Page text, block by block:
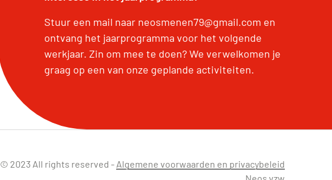
Stuur een mail naar neosmenen79@gmail.com en
ontvang het jaarprogramma voor het volgende
werkjaar. Zin om mee te doen? We verwelkomen je
graag op een van onze geplande activiteiten.
© 2023 All rights reserved - Algemene voorwaarden en privacybeleid